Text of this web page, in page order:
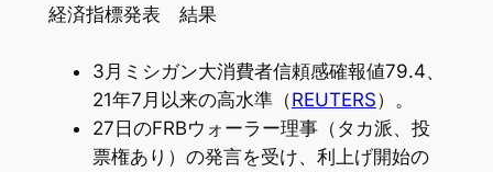
経済指標発表 結果
3月ミシガン大消費者信頼感確報値79.4、
21年7月以来の高水準（REUTERS）。
27日のFRBウォーラー理事（タカ派、投
票権あり）の発言を受け、利上げ開始の